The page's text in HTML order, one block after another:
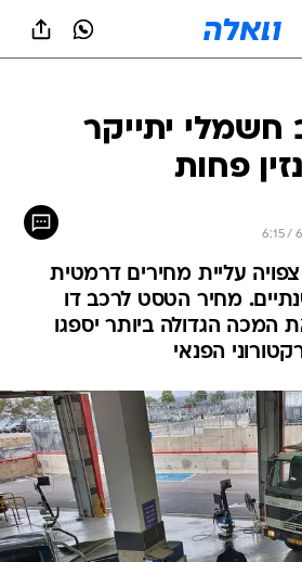
יתייקר
עליית מחירים דרמטית
מחיר הטסט לרכב דו
המכה הגדולה ביותר יספגו
הפנאי